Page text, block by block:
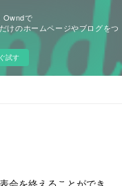
Owndで
けのホームページやブログをつ
試す
会を終えることができ